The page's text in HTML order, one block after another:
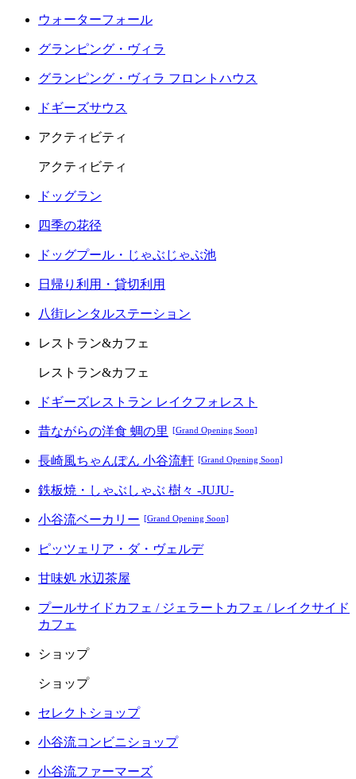
ウォーターフォール
グランピング・ヴィラ
グランピング・ヴィラ フロントハウス
ドギーズサウス
アクティビティ
アクティビティ
ドッグラン
四季の花径
ドッグプール・じゃぶじゃぶ池
日帰り利用・貸切利用
八街レンタルステーション
レストラン&カフェ
レストラン&カフェ
ドギーズレストラン レイクフォレスト
昔ながらの洋食 蜩の里 [Grand Opening Soon]
長崎風ちゃんぽん 小谷流軒 [Grand Opening Soon]
鉄板焼・しゃぶしゃぶ 樹々 -JUJU-
小谷流ベーカリー [Grand Opening Soon]
ピッツェリア・ダ・ヴェルデ
甘味処 水辺茶屋
プールサイドカフェ / ジェラートカフェ / レイクサイド
カフェ
ショップ
ショップ
セレクトショップ
小谷流コンビニショップ
小谷流ファーマーズ